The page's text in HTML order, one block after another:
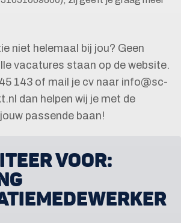
niet helemaal bij jou? Geen
vacatures staan op de website.
143 of mail je cv naar info@sc-
dan helpen wij je met de
passende baan!
VOOR: